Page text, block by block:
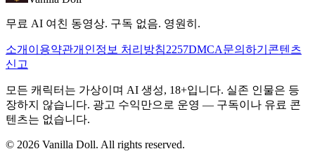
무료 AI 여친 동영상. 구독 없음. 영원히.
소개 이용약관개인정보 처리방침2257DMCA문의하기 콘텐츠
신고
모든 캐릭터는 가상이며 AI 생성, 18+입니다. 실존 인물은 등
장하지 않습니다. 광고 수익만으로 운영 — 구독이나 유료 콘
텐츠는 없습니다.
© 2026 Vanilla Doll. All rights reserved.